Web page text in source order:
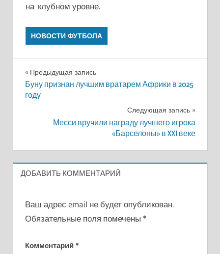
на клубном уровне.
НОВОСТИ ФУТБОЛА
Навигация
по
Предыдущая запись
Буну признан лучшим вратарем Африки в 2025
году
Следующая запись
Месси вручили награду лучшего игрока
«Барселоны» в XXI веке
ДОБАВИТЬ КОММЕНТАРИЙ
Ваш адрес email не будет опубликован.
Обязательные поля помечены *
Комментарий *